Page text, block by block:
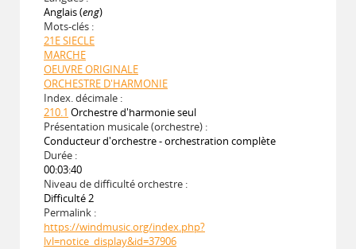
Anglais (eng)
Mots-clés :
21E SIECLE
MARCHE
OEUVRE ORIGINALE
ORCHESTRE D'HARMONIE
Index. décimale :
210.1 Orchestre d'harmonie seul
Présentation musicale (orchestre) :
Conducteur d'orchestre - orchestration complète
Durée :
00:03:40
Niveau de difficulté orchestre :
Difficulté 2
Permalink :
https://windmusic.org/index.php?
lvl=notice_display&id=37906